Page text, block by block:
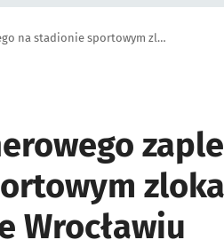
Budowa kontenerowego zaplecza szatniowego na stadionie sportowym zlokalizowanym przy ul. Wiaduktowej we Wrocławiu
Wrocławiu